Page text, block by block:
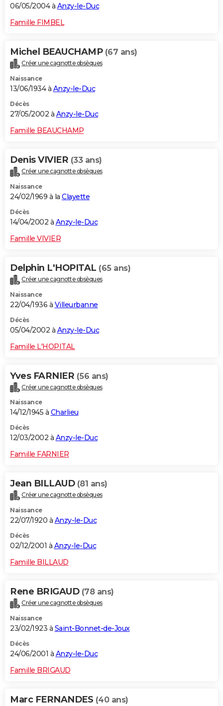
06/05/2004 à Anzy-le-Duc
Famille FIMBEL
Michel BEAUCHAMP (67 ans)
Créer une cagnotte obsèques
Naissance
13/06/1934 à Anzy-le-Duc
Décès
27/05/2002 à Anzy-le-Duc
Famille BEAUCHAMP
Denis VIVIER (33 ans)
Créer une cagnotte obsèques
Naissance
24/02/1969 à la Clayette
Décès
14/04/2002 à Anzy-le-Duc
Famille VIVIER
Delphin L'HOPITAL (65 ans)
Créer une cagnotte obsèques
Naissance
22/04/1936 à Villeurbanne
Décès
05/04/2002 à Anzy-le-Duc
Famille L'HOPITAL
Yves FARNIER (56 ans)
Créer une cagnotte obsèques
Naissance
14/12/1945 à Charlieu
Décès
12/03/2002 à Anzy-le-Duc
Famille FARNIER
Jean BILLAUD (81 ans)
Créer une cagnotte obsèques
Naissance
22/07/1920 à Anzy-le-Duc
Décès
02/12/2001 à Anzy-le-Duc
Famille BILLAUD
Rene BRIGAUD (78 ans)
Créer une cagnotte obsèques
Naissance
23/02/1923 à Saint-Bonnet-de-Joux
Décès
24/06/2001 à Anzy-le-Duc
Famille BRIGAUD
Marc FERNANDES (40 ans)